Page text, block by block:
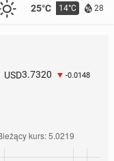
25°C 14°C 28
USD3.7320 -0.0148